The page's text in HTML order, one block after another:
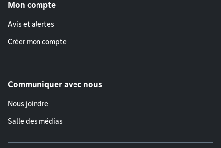
Mon compte
Avis et alertes
Créer mon compte
Communiquer avec nous
Nous joindre
Salle des médias